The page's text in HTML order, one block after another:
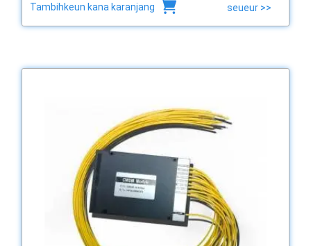
Tambihkeun kana karanjang seueur >>